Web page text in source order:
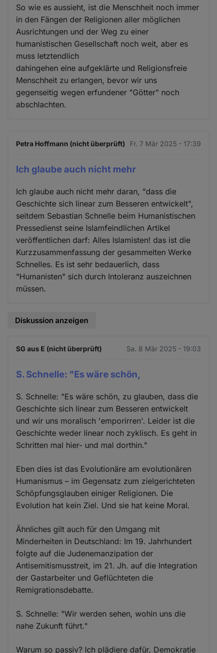
So wie es aussieht, ist die Menschheit noch immer
in den Fängen der Religionen aller möglichen
Ausrichtungen und der Weg zu einer
humanistischen Gesellschaft noch weit, aber es
muss letztendlich
dahingehen eine aufgeklärte und Religionsfreie
Menschheit zu erlangen, bevor wir uns
gegenseitig wegen erfundener "Götter" noch
abschlachten.
Petra Hoffmann (nicht überprüft) Fr. 7 Mär 2025 - 17:39
Ich glaube auch nicht mehr
Ich glaube auch nicht mehr daran, "dass die
Geschichte sich linear zum Besseren entwickelt",
seitdem Sebastian Schnelle beim Humanistischen
Pressedienst seine Islamfeindlichen Artikel
veröffentlichen darf: Alles Islamisten! das ist die
Kurzzusammenfassung der gesammelten Werke
Schnelles. Es ist sehr bedauerlich, dass
"Humanisten" sich durch Intoleranz auszeichnen
müssen.
Diskussion anzeigen
SG aus E (nicht überprüft) Sa. 8 Mär 2025 - 19:03
S. Schnelle: "Es wäre schön,
S. Schnelle: "Es wäre schön, zu glauben, dass die
Geschichte sich linear zum Besseren entwickelt
und wir uns moralisch 'emporirren'. Leider ist die
Geschichte weder linear noch zyklisch. Es geht in
Schritten mal hier- und mal dorthin."
Eben dies ist das Evolutionäre am evolutionären
Humanismus – im Gegensatz zum zielgerichteten
Schöpfungsglauben einiger Religionen. Die
Evolution hat kein Ziel. Und sie hat keine Moral.
Ähnliches gilt auch für den Umgang mit
Minderheiten in Deutschland: Im 19. Jahrhundert
folgte auf die Judenemanzipation der
Antisemitismusstreit, im 21. Jh. auf die Integration
der Gastarbeiter und Geflüchteten die
Remigrationsdebatte.
S. Schnelle: "Wir werden sehen, wohin uns die
nahe Zukunft führt."
Warum so passiv? Ich plädiere dafür, Demokratie
Cookies